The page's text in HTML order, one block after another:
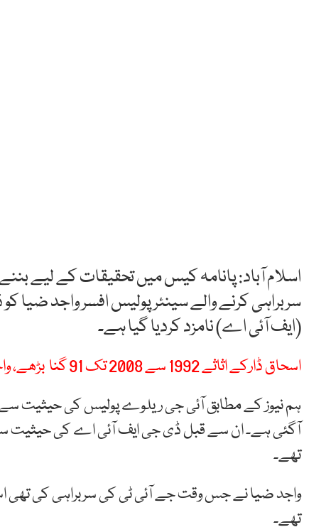
اسلام آباد: پانامہ کیس میں تحقیقات کے لیے
سربراہی کرنے والے سینئر پولیس افسر واجد ضیا
(ایف آئی اے) نامزد کردیا گیا ہے۔
اسحاق ڈارکے اثاثے 1992 سے 2008 تک 91 گنا بڑھے، واجد ضیاکا عدالتی بیان
ہم نیوز کے مطابق آئی جی ریلوے پولیس کی حیثیت
آگئی ہے۔ ان سے قبل ڈی جی ایف آئی اے کی حیثیت
تھے۔
واجد ضیا نے جس وقت جے آئی ٹی کی سربراہی کی
تھے۔